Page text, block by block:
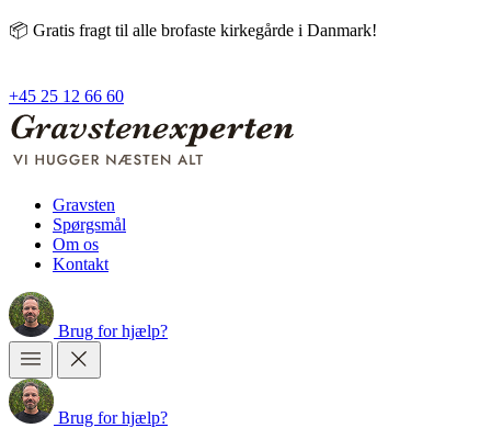
📦 Gratis fragt til alle brofaste kirkegårde i Danmark!
+45 25 12 66 60
Gravsten
Spørgsmål
Om os
Kontakt
Brug forhjælp?
Brug forhjælp?